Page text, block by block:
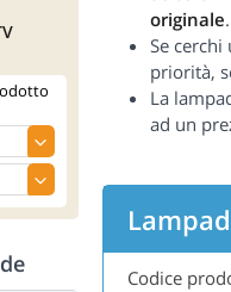
originale.
Se
priorità,
La
ad un
Codice